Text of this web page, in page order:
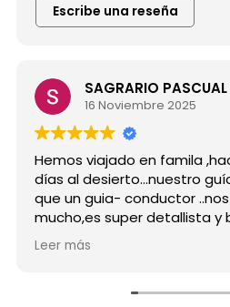
Escribe una reseña
SAGRARIO PASCUAL
16 Noviembre 2025
Hemos viajado en famila
días al desierto...nuestro
que un guia- conductor
mucho,es super detallista y
estado atento a todas
nos ha enseñado muchos lugares
persona..Gracias Said.
Leer más